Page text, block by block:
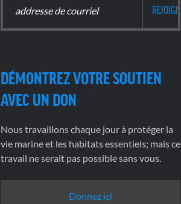
DÉMONTREZ VOTRE SOUTIEN
AVEC UN DON
Nous travaillons chaque jour à protéger la
vie marine et les habitats essentiels; mais ce
travail ne serait pas possible sans vous.
Donnez ici